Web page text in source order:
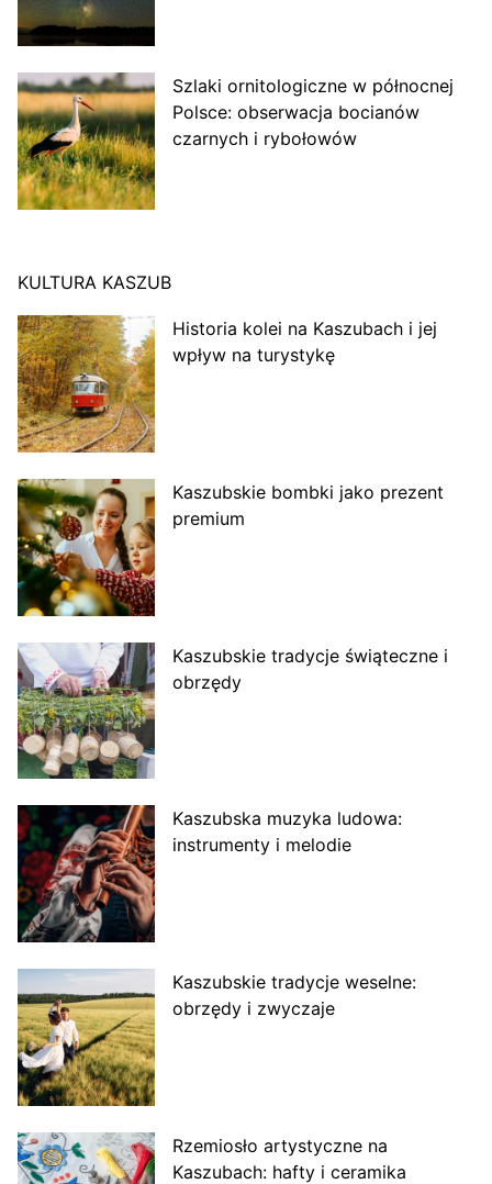
Szlaki ornitologiczne w północnej
Polsce: obserwacja bocianów
czarnych i rybołowów
KULTURA KASZUB
Historia kolei na Kaszubach i jej
wpływ na turystykę
Kaszubskie bombki jako prezent
premium
Kaszubskie tradycje świąteczne i
obrzędy
Kaszubska muzyka ludowa:
instrumenty i melodie
Kaszubskie tradycje weselne:
obrzędy i zwyczaje
Rzemiosło artystyczne na
Kaszubach: hafty i ceramika